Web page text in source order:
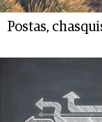
Postas,